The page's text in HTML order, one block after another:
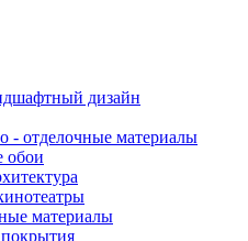
дизайн
- отделочные материалы
обои
материалы